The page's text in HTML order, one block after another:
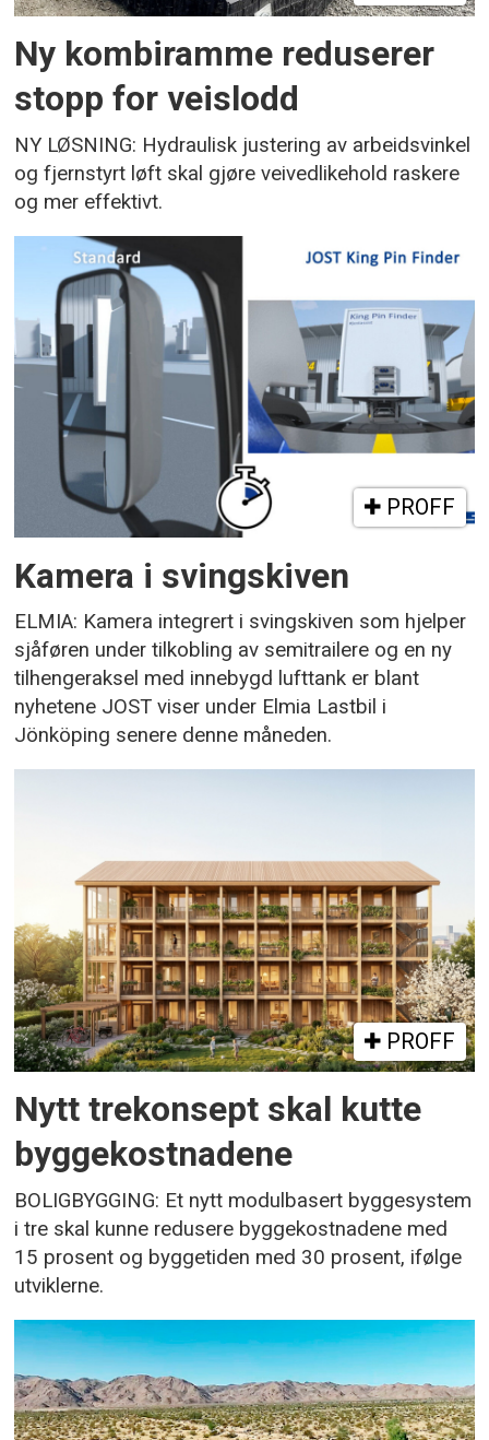
Ny kombiramme reduserer
stopp for veislodd
NY LØSNING: Hydraulisk justering av arbeidsvinkel
og fjernstyrt løft skal gjøre veivedlikehold raskere
og mer effektivt.
PROFF
Kamera i svingskiven
ELMIA: Kamera integrert i svingskiven som hjelper
sjåføren under tilkobling av semitrailere og en ny
tilhengeraksel med innebygd lufttank er blant
nyhetene JOST viser under Elmia Lastbil i
Jönköping senere denne måneden.
PROFF
Nytt trekonsept skal kutte
byggekostnadene
BOLIGBYGGING: Et nytt modulbasert byggesystem
i tre skal kunne redusere byggekostnadene med
15 prosent og byggetiden med 30 prosent, ifølge
utviklerne.